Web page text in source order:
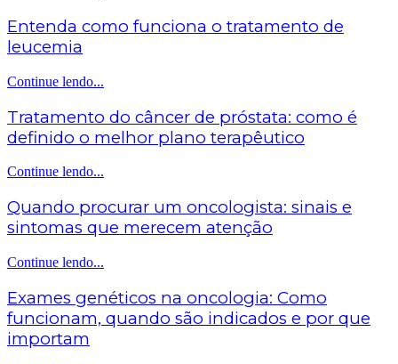
Entenda como funciona o tratamento de
leucemia
Continue lendo...
Tratamento do câncer de próstata: como é
definido o melhor plano terapêutico
Continue lendo...
Quando procurar um oncologista: sinais e
sintomas que merecem atenção
Continue lendo...
Exames genéticos na oncologia: Como
funcionam, quando são indicados e por que
importam